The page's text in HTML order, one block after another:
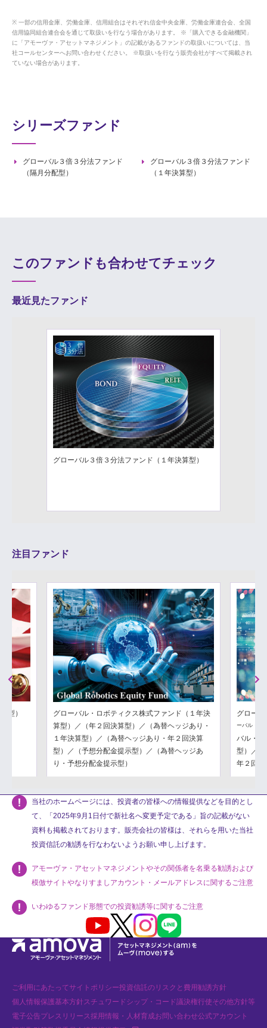
一部の信用金庫、労働金庫、信用組合はそれぞれ信金中央金庫、労働金庫連合会、全国
信用協同組合連合会を通じて取扱いを行なう場合があります。 ※「購入できる金融機関」
に「アモーヴァ・アセットマネジメント」の記載があるファンドの取扱いについては、当
社コールセンターへお問い合わせください。 ※取扱いを行なう販売会社がすべて掲載され
ていない場合があります。
シリーズファンド
グローバル３倍３分法ファンド
（隔月分配型）
グローバル３倍３分法ファンド
（１年決算型）
このファンドも合わせてチェック
最近見たファンド
グローバル３倍３分法ファンド（１年決算型）
注目ファンド
Previous
型）
グローバル・ロボティクス株式ファンド（１年決
算型）／（年２回決算型）／（為替ヘッジあり・
１年決算型）／（為替ヘッジあり・年２回決算
型）／（予想分配金提示型）／（為替ヘッジあ
り・予想分配金提示型）
グロー
ーバル・フ
バル・フ
型）／（
年２回決
Next
当社のホームページには、投資者の皆様への情報提供などを目的とし
て、「2025年9月1日付で新社名へ変更予定である」旨の記載がない
資料も掲載されております。販売会社の皆様は、それらを用いた当社
投資信託の勧誘を行なわないようお願い申し上げます。
アモーヴァ・アセットマネジメントやその関係者を名乗る勧誘および
模倣サイトやなりすましアカウント・メールアドレスに関するご注意
いわゆるファンド形態での投資勧誘等に関するご注意
Youtube X InstagramLINE
ご利用にあたってサイトポリシー投資信託のリスクと費用勧誘方針
個人情報保護基本方針スチュワードシップ・コード議決権行使その他方針等
電子公告プレスリリース採用情報・人材育成お問い合わせ公式アカウント